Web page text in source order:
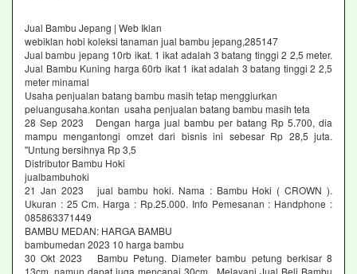
Jual Bambu Jepang | Web Iklan
webiklan hobi koleksi tanaman jual bambu jepang,285147
Jual bambu jepang 10rb ikat. 1 ikat adalah 3 batang tinggi 2 2,5 meter.
Jual Bambu Kuning harga 60rb ikat 1 ikat adalah 3 batang tinggi 2 2,5
meter minamal
Usaha penjualan batang bambu masih tetap menggiurkan
peluangusaha.kontan usaha penjualan batang bambu masih teta
28 Sep 2023 Dengan harga jual bambu per batang Rp 5.700, dia
mampu mengantongi omzet dari bisnis ini sebesar Rp 28,5 juta.
"Untung bersihnya Rp 3,5
Distributor Bambu Hoki
jualbambuhoki
21 Jan 2023 jual bambu hoki. Nama : Bambu Hoki ( CROWN ).
Ukuran : 25 Cm. Harga : Rp.25.000. Info Pemesanan : Handphone :
085863371449
BAMBU MEDAN: HARGA BAMBU
bambumedan 2023 10 harga bambu
30 Okt 2023 Bambu Petung. Diameter bambu petung berkisar 8
13cm, namun dapat juga mencapai 30cm. Melayani Jual Beli Bambu